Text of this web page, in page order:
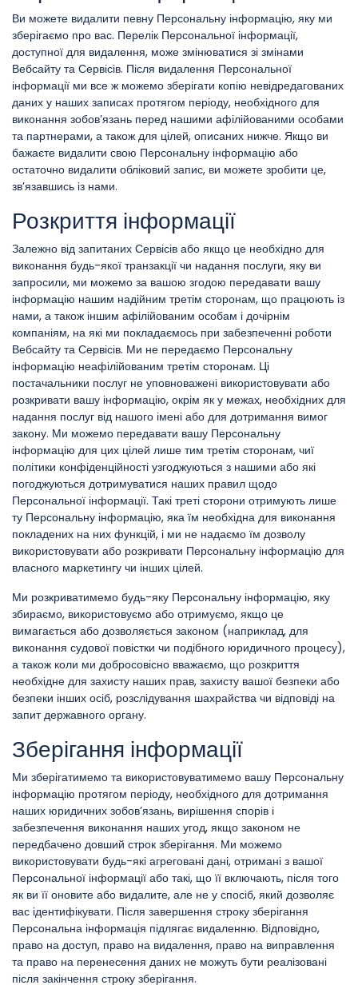
Ви можете видалити певну Персональну інформацію, яку ми
зберігаємо про вас. Перелік Персональної інформації,
доступної для видалення, може змінюватися зі змінами
Вебсайту та Сервісів. Після видалення Персональної
інформації ми все ж можемо зберігати копію невідредагованих
даних у наших записах протягом періоду, необхідного для
виконання зобов’язань перед нашими афілійованими особами
та партнерами, а також для цілей, описаних нижче. Якщо ви
бажаєте видалити свою Персональну інформацію або
остаточно видалити обліковий запис, ви можете зробити це,
зв’язавшись із нами.
Розкриття інформації
Залежно від запитаних Сервісів або якщо це необхідно для
виконання будь-якої транзакції чи надання послуги, яку ви
запросили, ми можемо за вашою згодою передавати вашу
інформацію нашим надійним третім сторонам, що працюють із
нами, а також іншим афілійованим особам і дочірнім
компаніям, на які ми покладаємось при забезпеченні роботи
Вебсайту та Сервісів. Ми не передаємо Персональну
інформацію неафілійованим третім сторонам. Ці
постачальники послуг не уповноважені використовувати або
розкривати вашу інформацію, окрім як у межах, необхідних для
надання послуг від нашого імені або для дотримання вимог
закону. Ми можемо передавати вашу Персональну
інформацію для цих цілей лише тим третім сторонам, чиї
політики конфіденційності узгоджуються з нашими або які
погоджуються дотримуватися наших правил щодо
Персональної інформації. Такі треті сторони отримують лише
ту Персональну інформацію, яка їм необхідна для виконання
покладених на них функцій, і ми не надаємо їм дозволу
використовувати або розкривати Персональну інформацію для
власного маркетингу чи інших цілей.
Ми розкриватимемо будь-яку Персональну інформацію, яку
збираємо, використовуємо або отримуємо, якщо це
вимагається або дозволяється законом (наприклад, для
виконання судової повістки чи подібного юридичного процесу),
а також коли ми добросовісно вважаємо, що розкриття
необхідне для захисту наших прав, захисту вашої безпеки або
безпеки інших осіб, розслідування шахрайства чи відповіді на
запит державного органу.
Зберігання інформації
Ми зберігатимемо та використовуватимемо вашу Персональну
інформацію протягом періоду, необхідного для дотримання
наших юридичних зобов’язань, вирішення спорів і
забезпечення виконання наших угод, якщо законом не
передбачено довший строк зберігання. Ми можемо
використовувати будь-які агреговані дані, отримані з вашої
Персональної інформації або такі, що її включають, після того
як ви її оновите або видалите, але не у спосіб, який дозволяє
вас ідентифікувати. Після завершення строку зберігання
Персональна інформація підлягає видаленню. Відповідно,
право на доступ, право на видалення, право на виправлення
та право на перенесення даних не можуть бути реалізовані
після закінчення строку зберігання.